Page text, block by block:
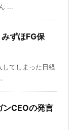
...
ずほFG保
てしまった日経
ンCEOの発言